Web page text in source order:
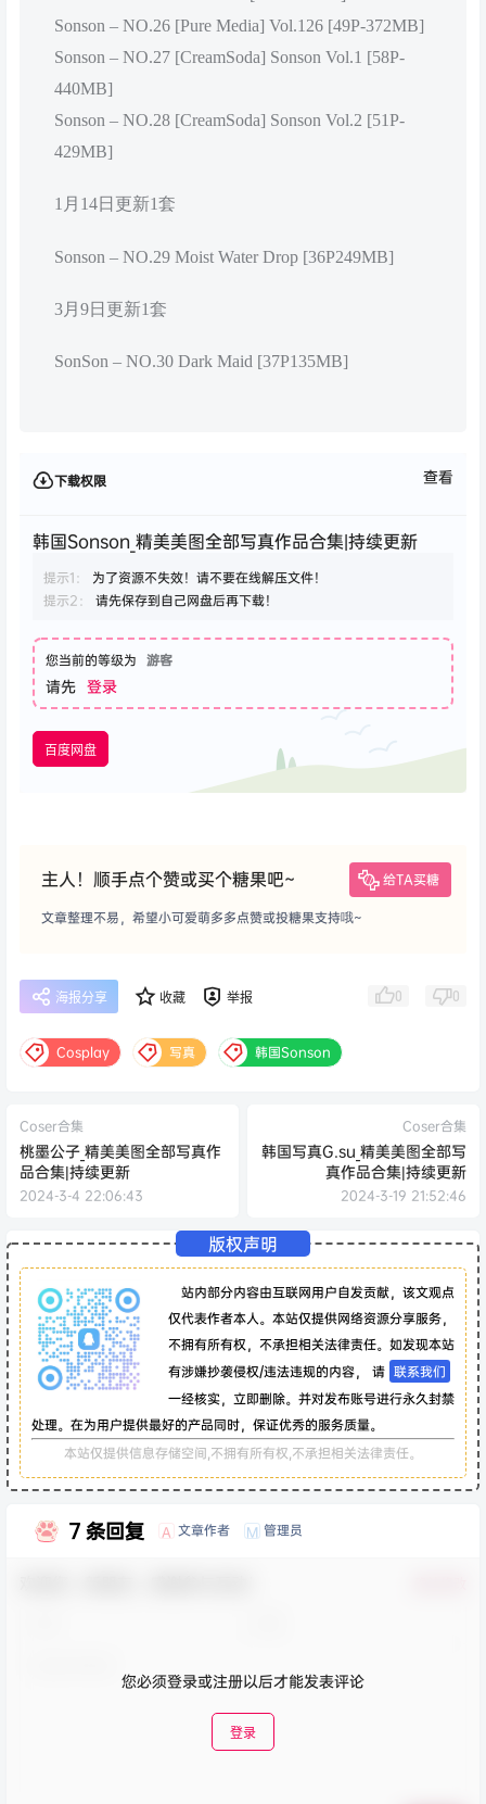
Sonson – NO.26 [Pure Media] Vol.126 [49P-372MB]
Sonson – NO.27 [CreamSoda] Sonson Vol.1 [58P-
440MB]
Sonson – NO.28 [CreamSoda] Sonson Vol.2 [51P-
429MB]
1月14日更新1套
Sonson – NO.29 Moist Water Drop [36P249MB]
3月9日更新1套
SonSon – NO.30 Dark Maid [37P135MB]
下载权限 查看
韩国Sonson_精美美图全部写真作品合集|持续更新
提示1：
为了资源不失效！请不要在线解压文件！
提示2：
请先保存到自己网盘后再下载！
您当前的等级为 游客
请先 登录
百度网盘
主人！顺手点个赞或买个糖果吧~ 给TA买糖
文章整理不易，希望小可爱萌多多点赞或投糖果支持哦~
海报分享 收藏 举报 0 0
Cosplay 写真 韩国Sonson
Coser合集
桃墨公子_精美美图全部写真作
品合集|持续更新
2024-3-4 22:06:43
Coser合集
韩国写真G.su_精美美图全部写
真作品合集|持续更新
2024-3-19 21:52:46
版权声明
站内部分内容由互联网用户自发贡献，该文观点
仅代表作者本人。本站仅提供网络资源分享服务，
不拥有所有权，不承担相关法律责任。如发现本站
有涉嫌抄袭侵权/违法违规的内容， 请 联系我们
一经核实，立即删除。并对发布账号进行永久封禁
处理。在为用户提供最好的产品同时，保证优秀的服务质量。
本站仅提供信息存储空间,不拥有所有权,不承担相关法律责任。
7 条回复 A 文章作者 M 管理员
您必须登录或注册以后才能发表评论
登录